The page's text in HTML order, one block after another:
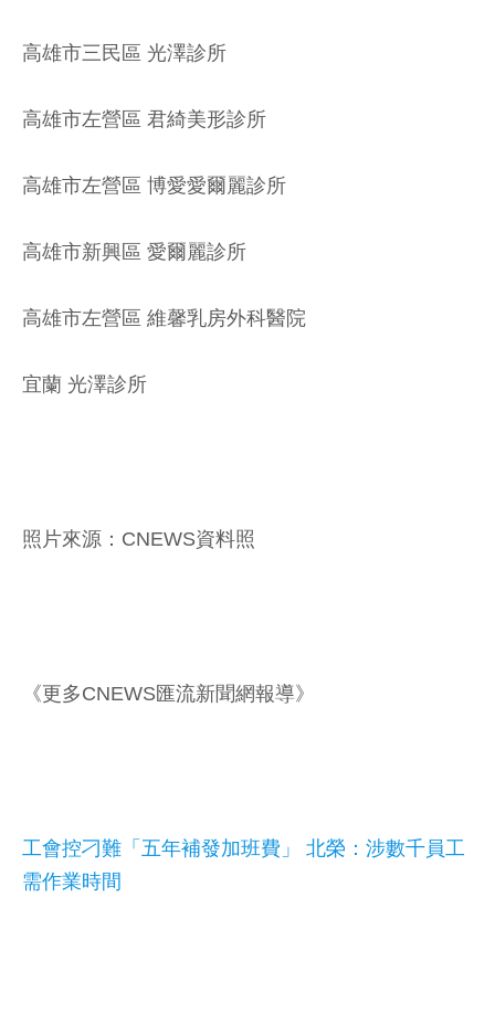
高雄市三民區 光澤診所
高雄市左營區 君綺美形診所
高雄市左營區 博愛愛爾麗診所
高雄市新興區 愛爾麗診所
高雄市左營區 維馨乳房外科醫院
宜蘭 光澤診所
照片來源：CNEWS資料照
《更多CNEWS匯流新聞網報導》
工會控刁難「五年補發加班費」 北榮：涉數千員工
需作業時間